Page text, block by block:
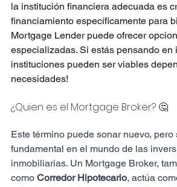
la institución financiera adecuada es
financiamiento específicamente para
Mortgage Lender puede ofrecer
especializadas. Si estás pensando en
instituciones pueden ser viables
necesidades!
¿Quien es el Mortgage Broker? 🤔
Este término puede sonar nuevo, pero
fundamental en el mundo de las
inmobiliarias. Un Mortgage Broker,
como Corredor Hipotecario, actúa